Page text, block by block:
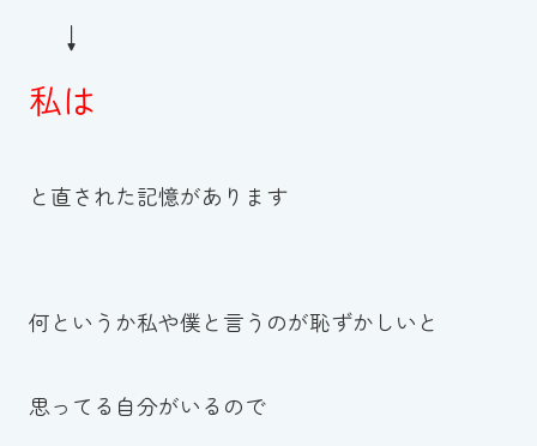
↓
私は
と直された記憶があります
何というか私や僕と言うのが恥ずかしいと
思ってる自分がいるので